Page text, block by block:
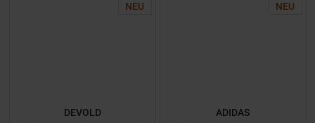
NEU
DEVOLD
NEU
ADIDAS